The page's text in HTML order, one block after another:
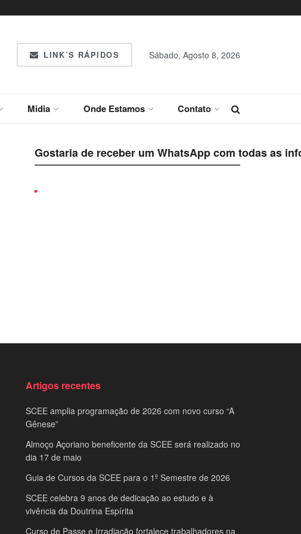
LINK´S RÁPIDOS Sábado, Agosto 8, 2026
Midia Onde Estamos Contato
Gostaria de receber um WhatsApp com todas as
Artigos recentes
SCEE amplia programação de 2026 com novo curso “A
Gênese”
Almoço Açoriano beneficente da SCEE será realizado no
dia 17 de maio
Guia de Cursos da SCEE para o 1º Semestre de 2026
SCEE celebra 9 anos de dedicação ao estudo e à
vivência da Doutrina Espírita
Curso de Passe e Irradiação fortalece trabalhadores na